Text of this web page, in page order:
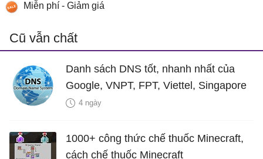
Miễn phí - Giảm giá
Cũ vẫn chất
Danh sách DNS tốt, nhanh nhất của
Google, VNPT, FPT, Viettel, Singapore
4 ngày
1000+ công thức chế thuốc Minecraft,
cách chế thuốc Minecraft